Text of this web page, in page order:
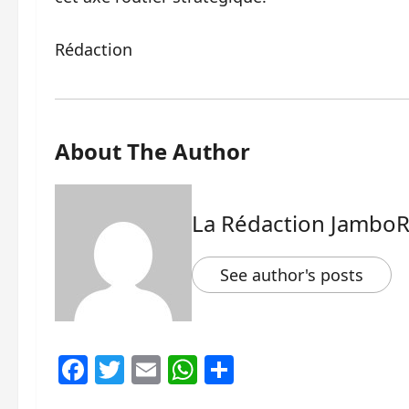
Rédaction
About The Author
La Rédaction
See author's posts
Facebook
Twitter
EmailWhatsApp